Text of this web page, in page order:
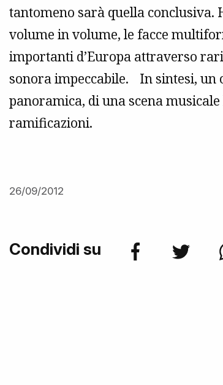
tantomeno sarà quella
volume in volume, le facce
importanti d’Europa attraverso
sonora impeccabile. In sintesi, un
panoramica, di una scena
ramificazioni.
26/09/2012
Condividi su